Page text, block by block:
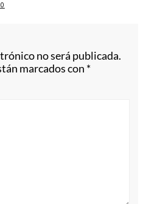
0
no será publicada.
marcados con *